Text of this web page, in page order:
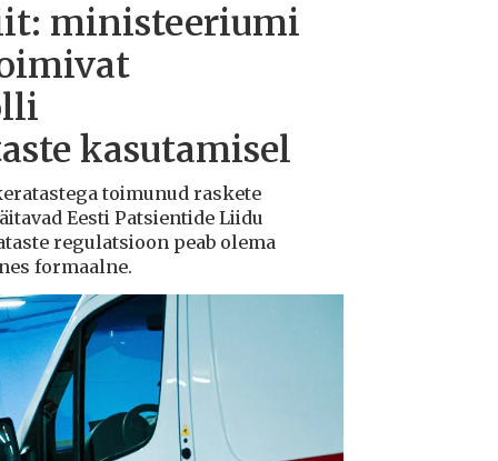
ministeeriumi
kasutamisel
toimunud raskete
Eesti Patsientide Liidu
regulatsioon peab olema
formaalne.